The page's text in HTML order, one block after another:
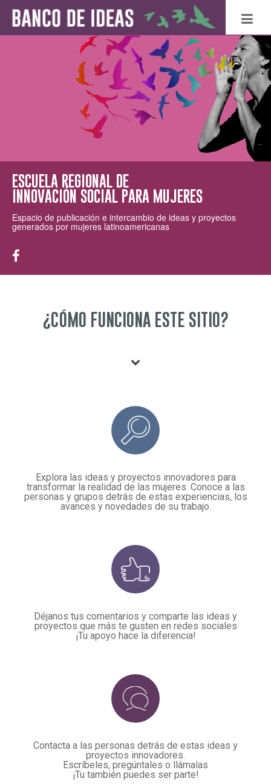
ESCUELA REGIONAL DE
INNOVACIÓN SOCIAL PARA MUJERES
Espacio de publicación e intercambio de ideas y proyectos
generados por mujeres latinoamericanas
¿CÓMO FUNCIONA ESTE SITIO?
Explora las ideas y proyectos innovadores para
transformar la realidad de las mujeres. Conoce a las
personas y grupos detrás de estas experiencias, los
avances y novedades de su trabajo.
Déjanos tus comentarios y comparte las ideas y
proyectos que más te gusten en redes sociales
¡Tu apoyo hace la diferencia!
Contacta a las personas detrás de estas ideas y
proyectos innovadores.
Escríbeles, pregúntales o llámalas
¡Tu también puedes ser parte!